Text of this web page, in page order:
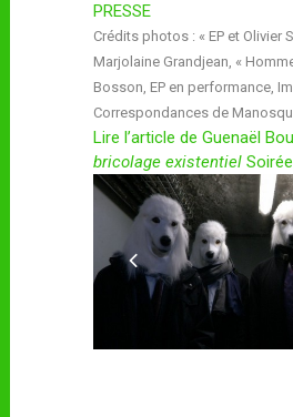
PRESSE
Crédits photos : « EP et Olivier
Marjolaine Grandjean, «
Bosson, EP en performance,
Correspondances de
Lire l’article de Guenaël
bricolage existentiel